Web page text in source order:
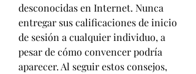
desconocidas en Internet. Nunca
entregar sus calificaciones de inicio
de sesión a cualquier individuo, a
pesar de cómo convencer podría
aparecer. Al seguir estos consejos,